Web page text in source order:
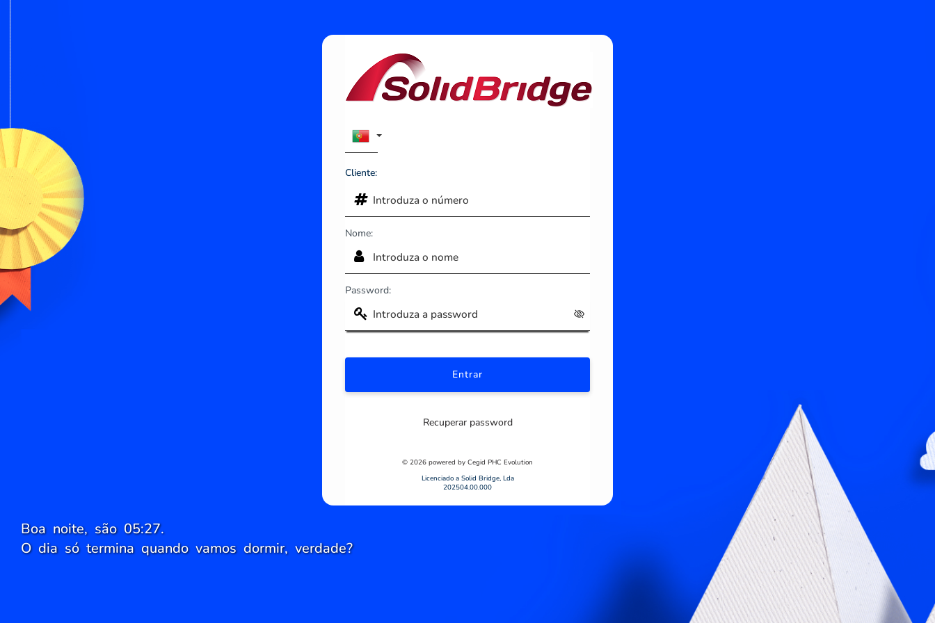
Cliente:
Nome:
Password:
Recuperar password
© 2026 powered by Cegid PHC Evolution
Licenciado a Solid Bridge, Lda
202504.00.000
Boa noite, são 05:27.
O dia só termina quando vamos dormir, verdade?